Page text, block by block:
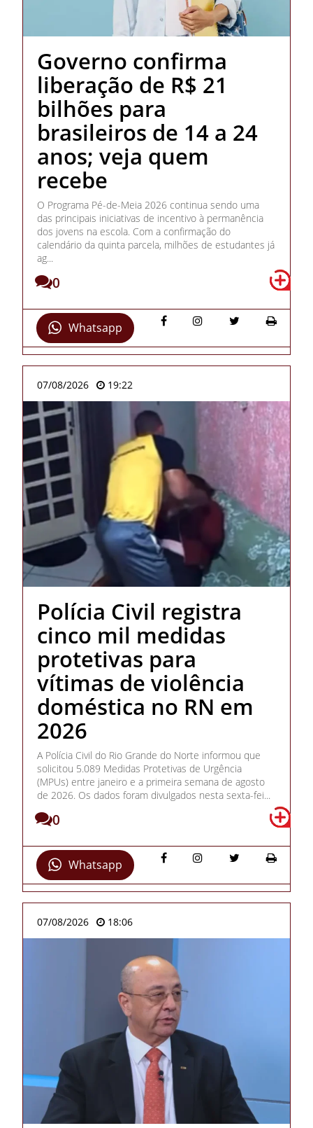
Governo confirma
liberação de R$ 21
bilhões para
brasileiros de 14 a 24
anos; veja quem
recebe
O Programa Pé-de-Meia 2026 continua sendo uma
das principais iniciativas de incentivo à permanência
dos jovens na escola. Com a confirmação do
calendário da quinta parcela, milhões de estudantes já
ag...
0
Whatsapp
07/08/2026 19:22
Polícia Civil registra
cinco mil medidas
protetivas para
vítimas de violência
doméstica no RN em
2026
A Polícia Civil do Rio Grande do Norte informou que
solicitou 5.089 Medidas Protetivas de Urgência
(MPUs) entre janeiro e a primeira semana de agosto
de 2026. Os dados foram divulgados nesta sexta-fei...
0
Whatsapp
07/08/2026 18:06